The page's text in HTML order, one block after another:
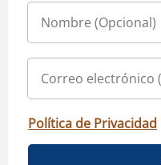
Política de Privacidad